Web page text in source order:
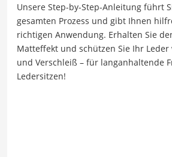
Unsere Step-by-Step-Anleitung führt
gesamten Prozess und gibt Ihnen
richtigen Anwendung. Erhalten Sie
Matteffekt und schützen Sie Ihr
und Verschleiß – für langanhaltende
Ledersitzen!